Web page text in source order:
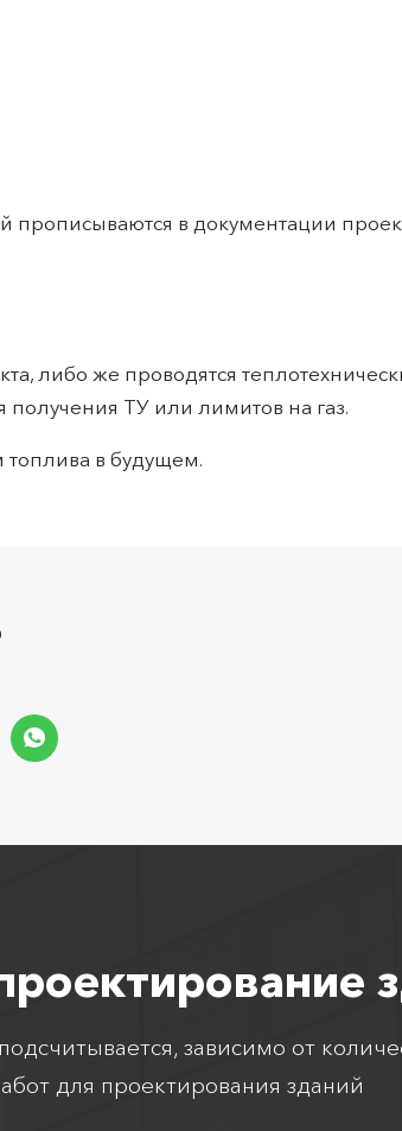
прописываются в документации
либо же проводятся
ТУ или лимитов на газ.
топлива в будущем.
зависимо от
для проектирования зданий